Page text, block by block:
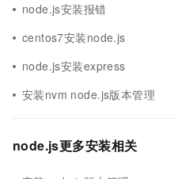
node.js安装报错
centos7安装node.js
node.js安装express
安装nvm node.js版本管理
node.js更多安装相关